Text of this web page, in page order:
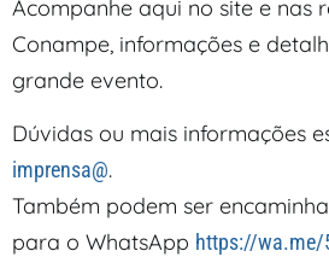
Acompanhe aqui no site e nas
Conampe, informações e
grande evento.
Dúvidas ou mais informações
imprensa@.
Também podem ser
para o WhatsApp https://wa.me/